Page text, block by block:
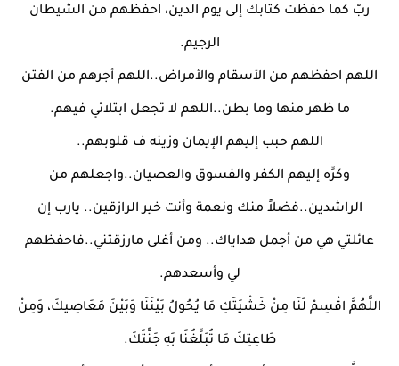
ربّ كما حفظت كتابك إلى يوم الدين، احفظهم من الشيطان
الرجيم.
اللهم احفظهم من الأسقام والأمراض..اللهم أجرهم من الفتن
ما ظهر منها وما بطن..اللهم لا تجعل ابتلائي فيهم.
اللهم حبب إليهم الإيمان وزينه ف قلوبهم..
وكرِّه إليهم الكفر والفسوق والعصيان..واجعلهم من
الراشدين..فضلاً منك ونعمة وأنت خير الرازقين.. يارب إن
عائلتي هي من أجمل هداياك.. ومن أغلى مارزقتني..فاحفظهم
لي وأسعدهم.
اللَّهُمَّ اقْسِمْ لَنَا مِنْ خَشْيَتَكِ مَا يُحُولُ بَيْنَنَا وَبَيْنَ مَعَاصِيكَ، وَمِنْ
طَاعِتِكَ مَا تُبَلِّغُنَا بَهِ جَنَّتَكَ.